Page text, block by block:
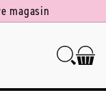
magasin